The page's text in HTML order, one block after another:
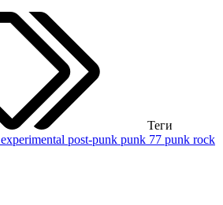
Теги
experimental post-punk punk 77 punk rock